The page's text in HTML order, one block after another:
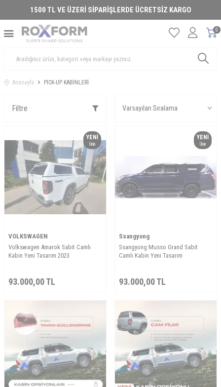
1500 TL VE ÜZERİ SİPARİŞLERDE ÜCRETSİZ KARGO
0
Anasayfa PICK-UP KABİNLERİ
Filtre
YENI
Ürün
VOLKSWAGEN
Volkswagen Amarok Sabit Camlı
Kabin Yeni Tasarım 2023
93.000,00TL
YENI
Ürün
Ssangyong
Ssangyong Musso Grand Sabit
Camlı Kabin Yeni Tasarım
93.000,00TL